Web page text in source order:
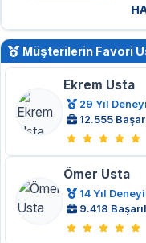
Müşterilerin Favori
Ekrem Usta
29 Yıl
12.555
Ömer Usta
14 Yıl
9.418